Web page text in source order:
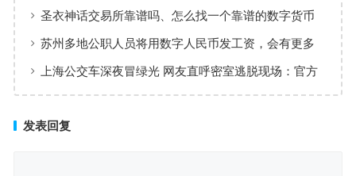
圣衣神话交易所靠谱吗、怎么找一个靠谱的数字货币
交易所进行交易
苏州多地公职人员将用数字人民币发工资，会有更多
地方跟进吗
上海公交车深夜冒绿光 网友直呼密室逃脱现场：官方
发表回复